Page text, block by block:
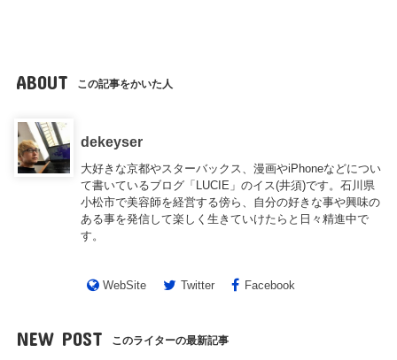
ABOUT この記事をかいた人
dekeyser
大好きな京都やスターバックス、漫画やiPhoneなどについ
て書いているブログ「LUCIE」のイス(井須)です。石川県
小松市で美容師を経営する傍ら、自分の好きな事や興味の
ある事を発信して楽しく生きていけたらと日々精進中で
す。
WebSite Twitter Facebook
NEW POST このライターの最新記事